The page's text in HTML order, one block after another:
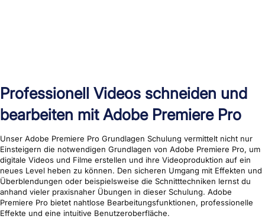
Professionell Videos schneiden und
bearbeiten mit Adobe Premiere Pro
Unser Adobe Premiere Pro Grundlagen Schulung vermittelt nicht nur
Einsteigern die notwendigen Grundlagen von Adobe Premiere Pro, um
digitale Videos und Filme erstellen und ihre Videoproduktion auf ein
neues Level heben zu können. Den sicheren Umgang mit Effekten und
Überblendungen oder beispielsweise die Schnitttechniken lernst du
anhand vieler praxisnaher Übungen in dieser Schulung. Adobe
Premiere Pro bietet nahtlose Bearbeitungsfunktionen, professionelle
Effekte und eine intuitive Benutzeroberfläche.